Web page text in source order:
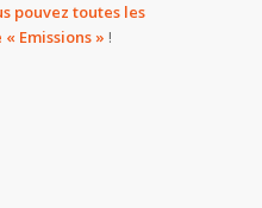
pouvez toutes les
Emissions » !